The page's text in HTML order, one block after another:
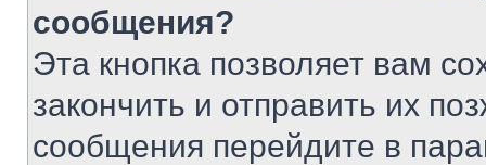
сообщения?
Эта кнопка позволяет вам
закончить и отправить их
сообщения перейдите в